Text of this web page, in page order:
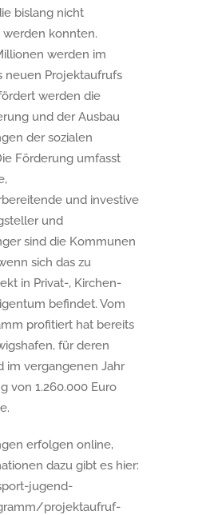
bislang nicht
konnten.
werden im
neuen Projektaufrufs
werden die
und der Ausbau
der sozialen
Förderung umfasst
und investive
und
sind die Kommunen
sich das zu
in Privat-, Kirchen-
befindet. Vom
profitiert hat bereits
für deren
im vergangenen Jahr
von 1.260.000 Euro
erfolgen online,
dazu gibt es hier:
jugend-
projektaufruf-